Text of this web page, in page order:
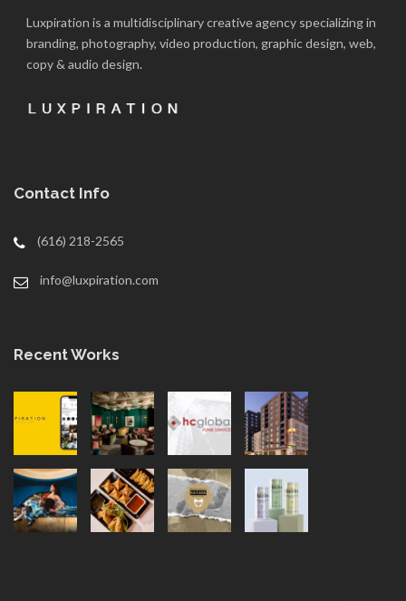
Luxpiration is a multidisciplinary creative agency specializing in
branding, photography, video production, graphic design, web,
copy & audio design.
Contact Info
(616) 218-2565
info@luxpiration.com
Recent Works